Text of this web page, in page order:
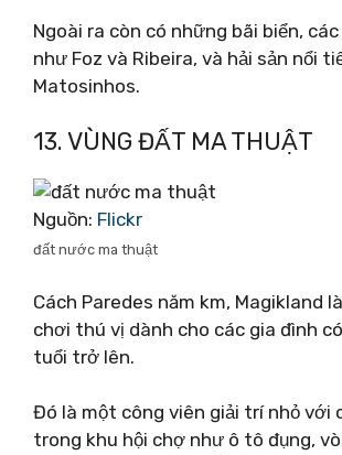
Ngoài ra còn có những bãi biển,
như Foz và Ribeira, và hải sản nổi
Matosinhos.
13. VÙNG ĐẤT MA THUẬT
Nguồn: Flickr
đất nước ma thuật
Cách Paredes năm km, Magikland
chơi thú vị dành cho các gia đình
tuổi trở lên.
Đó là một công viên giải trí nhỏ với
trong khu hội chợ như ô tô đụng,